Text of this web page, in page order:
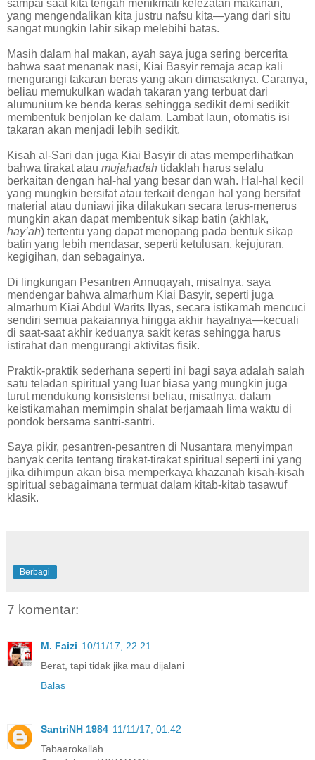
sampai saat kita tengah menikmati kelezatan makanan,
yang mengendalikan kita justru nafsu kita—yang dari situ
sangat mungkin lahir sikap melebihi batas.
Masih dalam hal makan, ayah saya juga sering bercerita
bahwa saat menanak nasi, Kiai Basyir remaja acap kali
mengurangi takaran beras yang akan dimasaknya. Caranya,
beliau memukulkan wadah takaran yang terbuat dari
alumunium ke benda keras sehingga sedikit demi sedikit
membentuk benjolan ke dalam. Lambat laun, otomatis isi
takaran akan menjadi lebih sedikit.
Kisah al-Sari dan juga Kiai Basyir di atas memperlihatkan
bahwa tirakat atau mujahadah tidaklah harus selalu
berkaitan dengan hal-hal yang besar dan wah. Hal-hal kecil
yang mungkin bersifat atau terkait dengan hal yang bersifat
material atau duniawi jika dilakukan secara terus-menerus
mungkin akan dapat membentuk sikap batin (akhlak,
hay’ah) tertentu yang dapat menopang pada bentuk sikap
batin yang lebih mendasar, seperti ketulusan, kejujuran,
kegigihan, dan sebagainya.
Di lingkungan Pesantren Annuqayah, misalnya, saya
mendengar bahwa almarhum Kiai Basyir, seperti juga
almarhum Kiai Abdul Warits Ilyas, secara istikamah mencuci
sendiri semua pakaiannya hingga akhir hayatnya—kecuali
di saat-saat akhir keduanya sakit keras sehingga harus
istirahat dan mengurangi aktivitas fisik.
Praktik-praktik sederhana seperti ini bagi saya adalah salah
satu teladan spiritual yang luar biasa yang mungkin juga
turut mendukung konsistensi beliau, misalnya, dalam
keistikamahan memimpin shalat berjamaah lima waktu di
pondok bersama santri-santri.
Saya pikir, pesantren-pesantren di Nusantara menyimpan
banyak cerita tentang tirakat-tirakat spiritual seperti ini yang
jika dihimpun akan bisa memperkaya khazanah kisah-kisah
spiritual sebagaimana termuat dalam kitab-kitab tasawuf
klasik.
Berbagi
7 komentar:
M. Faizi 10/11/17, 22.21
Berat, tapi tidak jika mau dijalani
Balas
SantriNH 1984 11/11/17, 01.42
Tabaarokallah....